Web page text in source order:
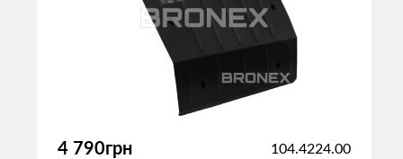
4 790грн 104.4224.00